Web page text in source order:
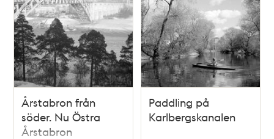
Årstabron från
söder. Nu Östra
Årstabron
Paddling på
Karlbergskanalen